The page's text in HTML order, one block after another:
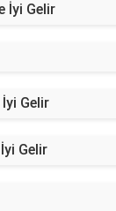
İyi Gelir
İyi Gelir
Gelir